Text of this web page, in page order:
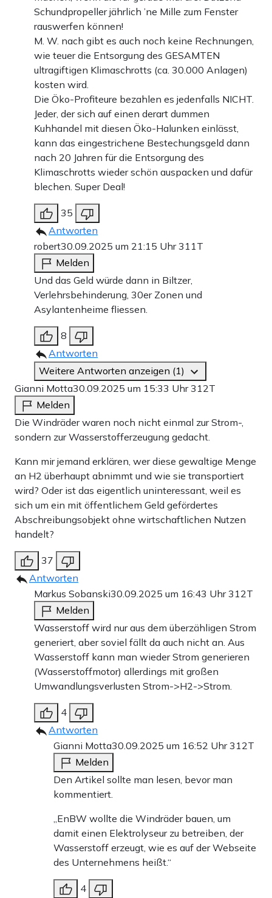
Schundpropeller jährlich ’ne Mille zum Fenster
rauswerfen können!
M. W. nach gibt es auch noch keine Rechnungen,
wie teuer die Entsorgung des GESAMTEN
ultragiftigen Klimaschrotts (ca. 30.000 Anlagen)
kosten wird.
Die Öko-Profiteure bezahlen es jedenfalls NICHT.
Jeder, der sich auf einen derart dummen
Kuhhandel mit diesen Öko-Halunken einlässt,
kann das eingestrichene Bestechungsgeld dann
nach 20 Jahren für die Entsorgung des
Klimaschrotts wieder schön auspacken und dafür
blechen. Super Deal!
35
Antworten
robert30.09.2025 um 21:15 Uhr311T
Melden
Und das Geld würde dann in Biltzer,
Verlehrsbehinderung, 30er Zonen und
Asylantenheime fliessen.
8
Antworten
Weitere Antworten anzeigen (1)
Gianni Motta30.09.2025 um 15:33 Uhr312T
Melden
Die Windräder waren noch nicht einmal zur Strom-,
sondern zur Wasserstofferzeugung gedacht.
Kann mir jemand erklären, wer diese gewaltige Menge
an H2 überhaupt abnimmt und wie sie transportiert
wird? Oder ist das eigentlich uninteressant, weil es
sich um ein mit öffentlichem Geld gefördertes
Abschreibungsobjekt ohne wirtschaftlichen Nutzen
handelt?
37
Antworten
Markus Sobanski30.09.2025 um 16:43 Uhr312T
Melden
Wasserstoff wird nur aus dem überzähligen Strom
generiert, aber soviel fällt da auch nicht an. Aus
Wasserstoff kann man wieder Strom generieren
(Wasserstoffmotor) allerdings mit großen
Umwandlungsverlusten Strom->H2->Strom.
4
Antworten
Gianni Motta30.09.2025 um 16:52 Uhr312T
Melden
Den Artikel sollte man lesen, bevor man
kommentiert.
„EnBW wollte die Windräder bauen, um
damit einen Elektrolyseur zu betreiben, der
Wasserstoff erzeugt, wie es auf der Webseite
des Unternehmens heißt.“
4